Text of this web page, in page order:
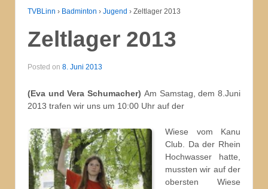
TVBLinn › Badminton › Jugend › Zeltlager 2013
Zeltlager 2013
Posted on 8. Juni 2013
(Eva und Vera Schumacher) Am Samstag, dem 8.Juni
2013 trafen wir uns um 10:00 Uhr auf der
Wiese vom Kanu
Club. Da der Rhein
Hochwasser hatte,
mussten wir auf der
obersten Wiese